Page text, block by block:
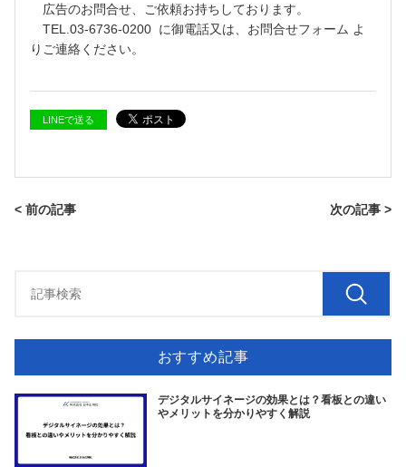
広告のお問合せ、ご依頼お持ちしております。
TEL.03-6736-0200 に御電話又は、お問合せフォーム よ
りご連絡ください。
LINEで送る
< 前の記事 次の記事 >
おすすめ記事
デジタルサイネージの効果とは？看板との違い
やメリットを分かりやすく解説